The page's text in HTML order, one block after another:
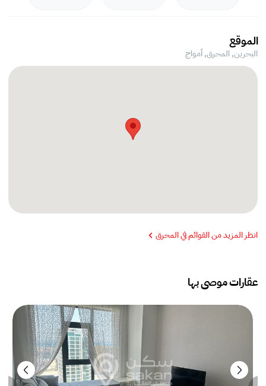
الموقع
البحرين, المحرق,أمواج
انظر المزيد من القوائم في المحرق
عقارات موصى بها